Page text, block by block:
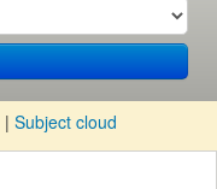
Subject cloud